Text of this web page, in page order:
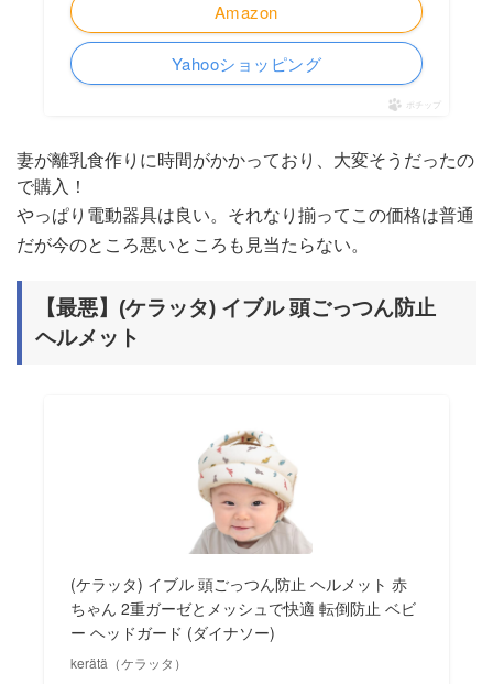
Amazon
Yahooショッピング
ポチップ
妻が離乳食作りに時間がかかっており、大変そうだったの
で購入！
やっぱり電動器具は良い。それなり揃ってこの価格は普通
だが今のところ悪いところも見当たらない。
【最悪】(ケラッタ) イブル 頭ごっつん防止
ヘルメット
(ケラッタ) イブル 頭ごっつん防止 ヘルメット 赤
ちゃん 2重ガーゼとメッシュで快適 転倒防止 ベビ
ー ヘッドガード (ダイナソー)
kerätä（ケラッタ）